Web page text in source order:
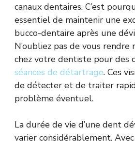
canaux dentaires. C’est
essentiel de maintenir une
bucco-dentaire après une
N’oubliez pas de vous
chez votre dentiste pour des
séances de détartrage. Ces
de détecter et de traiter
problème éventuel.
La durée de vie d’une dent
varier considérablement.